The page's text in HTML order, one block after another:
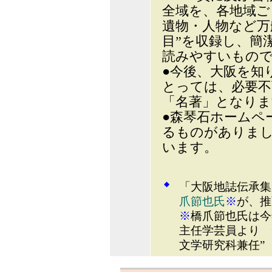
全域を、各地域
遺物・人物など
目”を収録し、簡
読みやすいもの
●今後、大阪を知
とっては、必要
「名著」となり
●森琴石ホームペ
るものがありま
います。
◆
「大阪地誌伝承
爪節也氏※が、
※橋爪節也氏は
主任学芸員より
文学研究科兼任